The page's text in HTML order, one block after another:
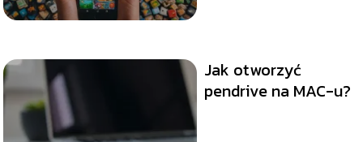
Jak otworzyć
pendrive na MAC-u?